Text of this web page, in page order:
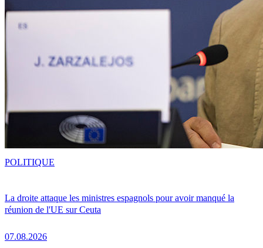
La droite attaque les ministres espagnols pour avoir manqué la
réunion de l'UE sur Ceuta
07.08.2026
POLITIQUE